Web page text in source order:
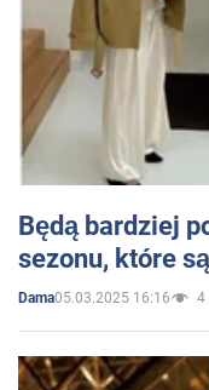
Będą bardziej
sezonu, które
Dama05.03.2025 16:16 4